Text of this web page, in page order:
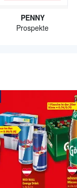
PENNY
Prospekte